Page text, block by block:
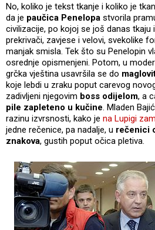
No, koliko je tekst tkanje i koliko je
da je paučica Penelopa stvorila
civilizacije, po kojoj se još danas tkaju
prekrivači, zavjese i velovi, svekolike
manjak smisla. Tek što su Penelopin
osrednje opismenjeni. Potom, u
grčka vještina usavršila se do
koje lebdi u zraku poput carevog
zadivljeni njegovim boss odijelom, a
pile zapleteno u kučine. Mladen
razinu izvrsnosti, kako je na Lupigi
jedne rečenice, pa nadalje, u rečenici
znakova, gustih poput očica pletiva.